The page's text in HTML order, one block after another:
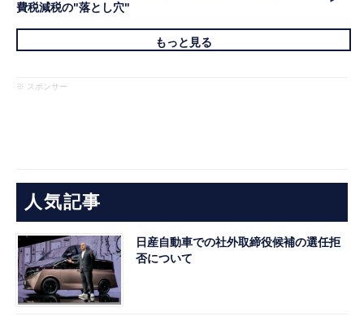
費税減税の"落とし穴"
もっと見る
※ スポンサー
人気記事
日産自動車での社外取締役候補の選任拒
否について